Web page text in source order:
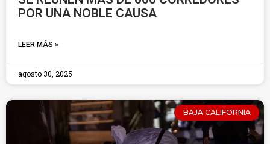
POR UNA NOBLE CAUSA
LEER MÁS »
agosto 30, 2025
BAJA CALIFORNIA